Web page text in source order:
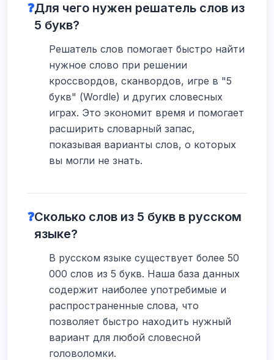
❓Для чего нужен решатель слов из
5 букв?
Решатель слов помогает быстро найти
нужное слово при решении
кроссвордов, сканвордов, игре в "5
букв" (Wordle) и других словесных
играх. Это экономит время и помогает
расширить словарный запас,
показывая варианты слов, о которых
вы могли не знать.
❓Сколько слов из 5 букв в русском
языке?
В русском языке существует более 50
000 слов из 5 букв. Наша база данных
содержит наиболее употребимые и
распространенные слова, что
позволяет быстро находить нужный
вариант для любой словесной
головоломки.